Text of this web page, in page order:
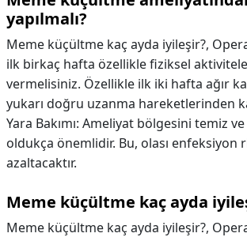
yapılmalı?
Meme küçültme kaç ayda iyileşir?,
ilk birkaç hafta özellikle fiziksel
vermelisiniz. Özellikle ilk iki hafta ağır
yukarı doğru uzanma hareketlerinden
Yara Bakımı: Ameliyat bölgesini temiz
oldukça önemlidir. Bu, olası enfeksiyon
azaltacaktır.
Meme küçültme kaç ayda
Meme küçültme kaç ayda iyileşir?,